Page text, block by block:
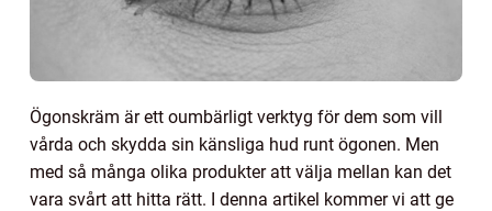
Ögonskräm är ett oumbärligt verktyg för dem som vill
vårda och skydda sin känsliga hud runt ögonen. Men
med så många olika produkter att välja mellan kan det
vara svårt att hitta rätt. I denna artikel kommer vi att ge